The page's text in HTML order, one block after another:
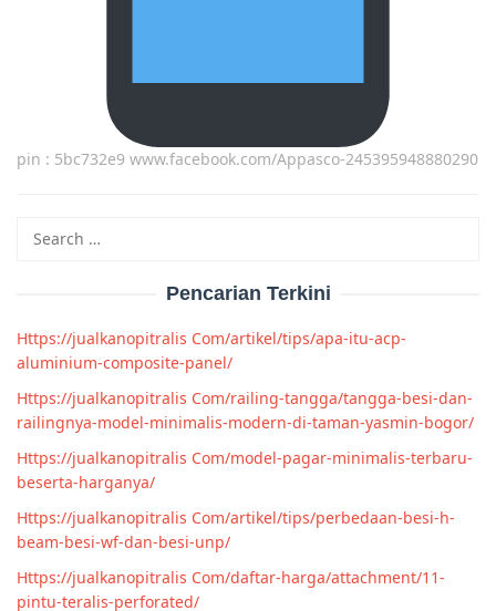
pin : 5bc732e9 www.facebook.com/Appasco-245395948880290
for:
Pencarian Terkini
Https://jualkanopitralis Com/artikel/tips/apa-itu-acp-
aluminium-composite-panel/
Https://jualkanopitralis Com/railing-tangga/tangga-besi-dan-
railingnya-model-minimalis-modern-di-taman-yasmin-bogor/
Https://jualkanopitralis Com/model-pagar-minimalis-terbaru-
beserta-harganya/
Https://jualkanopitralis Com/artikel/tips/perbedaan-besi-h-
beam-besi-wf-dan-besi-unp/
Https://jualkanopitralis Com/daftar-harga/attachment/11-
pintu-teralis-perforated/